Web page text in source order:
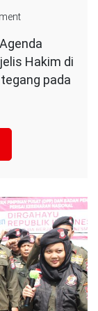
on
Hakim
Kecewa
Terhadap
Saksi
Hakim di
pada